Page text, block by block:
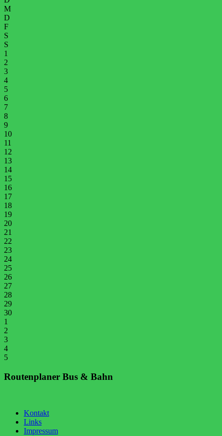
M
D
F
S
S
1
2
3
4
5
6
7
8
9
10
11
12
13
14
15
16
17
18
19
20
21
22
23
24
25
26
27
28
29
30
1
2
3
4
5
Routenplaner Bus & Bahn
Kontakt
Links
Impressum